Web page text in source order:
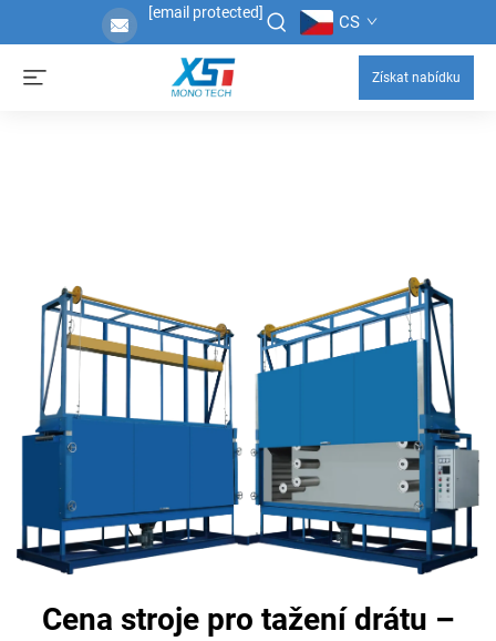
[email protected] CS
Získat nabídku
Cena stroje pro tažení drátu –